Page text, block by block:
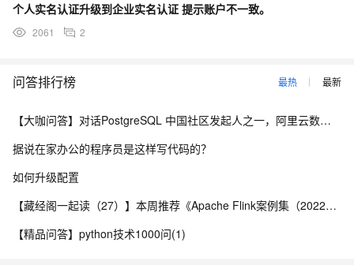
个人实名认证升级到企业实名认证 提示账户不一致。
2061 2
问答排行榜 最热 最新
【大咖问答】对话PostgreSQL 中国社区发起人之一，阿里云数据库高级专家 德哥
据说在家办公的程序员是这样写代码的？
如何升级配置
【藏经阁一起读（27）】本周推荐《Apache Flink案例集（2022版）》，你有哪些心得？
【精品问答】python技术1000问(1)